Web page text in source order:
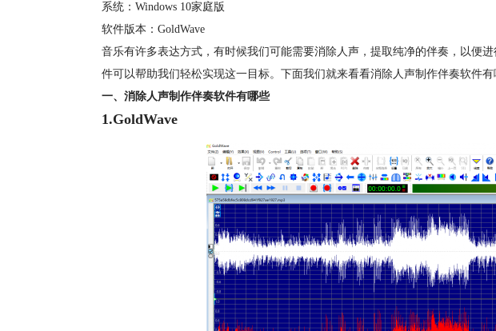
系统：Windows 10家庭版
软件版本：GoldWave
音乐有许多表达方式，有时候我们可能需要消除人声，提取纯净的伴奏，以便
件可以帮助我们轻松实现这一目标。下面我们就来看看消除人声制作伴奏软件
一、消除人声制作伴奏软件有哪些
1.GoldWave